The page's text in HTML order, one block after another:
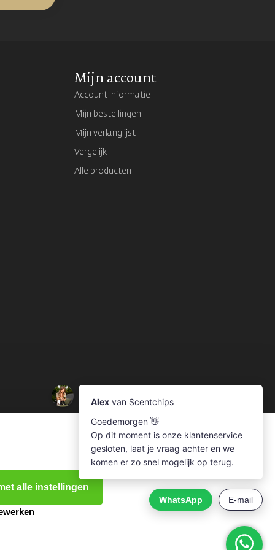
Mijn account
Account informatie
Mijn bestellingen
Mijn verlanglijst
Vergelijk
Alle producten
alle instellingen